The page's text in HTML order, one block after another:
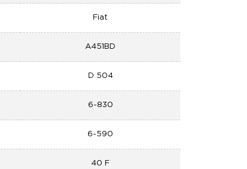
Fiat
A451BD
D 504
6-830
6-590
40 F